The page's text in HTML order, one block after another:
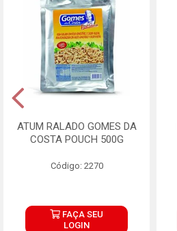
ATUM RALADO GOMES DA
COSTA POUCH 500G
Código: 2270
FAÇA SEU
LOGIN